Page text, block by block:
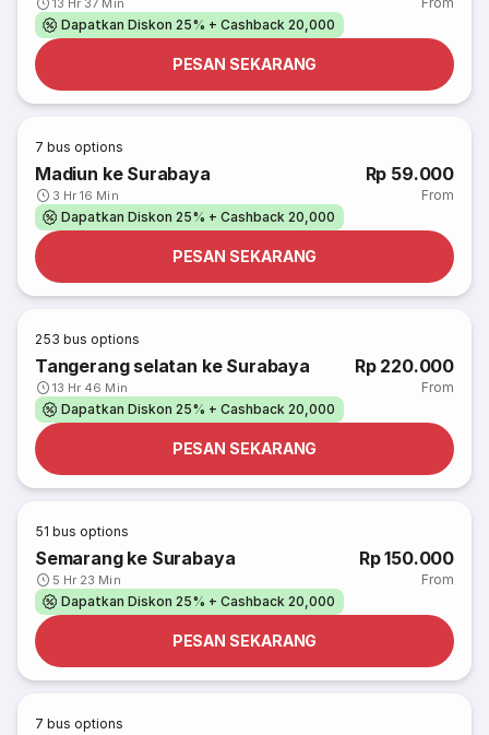
13 Hr 37 Min
Dapatkan Diskon 25% + Cashback 20,000
PESAN SEKARANG
7 bus options
Madiun ke Surabaya
3 Hr 16 Min
Rp 59.000
From
Dapatkan Diskon 25% + Cashback 20,000
PESAN SEKARANG
253 bus options
Tangerang selatan ke Surabaya
13 Hr 46 Min
Rp 220.000
From
Dapatkan Diskon 25% + Cashback 20,000
PESAN SEKARANG
51 bus options
Semarang ke Surabaya
5 Hr 23 Min
Rp 150.000
From
Dapatkan Diskon 25% + Cashback 20,000
PESAN SEKARANG
7 bus options